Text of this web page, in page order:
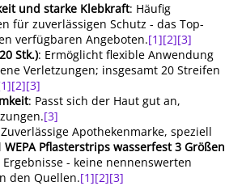
und starke Klebkraft: Häufig
für zuverlässigen Schutz - das Top-
verfügbaren Angeboten.[1][2][3]
Stk.): Ermöglicht flexible Anwendung
Verletzungen; insgesamt 20 Streifen
[2][3]
: Passt sich der Haut gut an,
[3]
Apothekenmarke, speziell
WEPA Pflasterstrips wasserfest 3 Größen
- keine nennenswerten
den Quellen.[1][2][3]